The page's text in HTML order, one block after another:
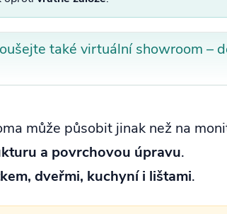
také virtuální showroom –
může působit jinak než na
a povrchovou úpravu.
dveřmi, kuchyní i lištami.